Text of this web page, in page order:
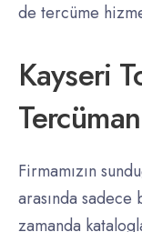
de tercüme
Kayseri
Tercüman
Firmamızın
arasında
zamanda